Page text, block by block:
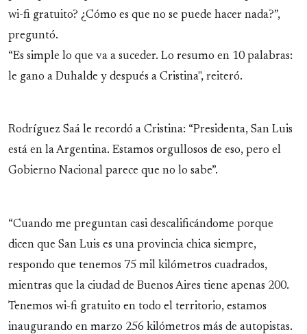
wi-fi gratuito? ¿Cómo es que no se puede hacer nada?”,
preguntó.
“Es simple lo que va a suceder. Lo resumo en 10 palabras:
le gano a Duhalde y después a Cristina", reiteró.
Rodríguez Saá le recordó a Cristina: “Presidenta, San Luis
está en la Argentina. Estamos orgullosos de eso, pero el
Gobierno Nacional parece que no lo sabe”.
“Cuando me preguntan casi descalificándome porque
dicen que San Luis es una provincia chica siempre,
respondo que tenemos 75 mil kilómetros cuadrados,
mientras que la ciudad de Buenos Aires tiene apenas 200.
Tenemos wi-fi gratuito en todo el territorio, estamos
inaugurando en marzo 256 kilómetros más de autopistas.